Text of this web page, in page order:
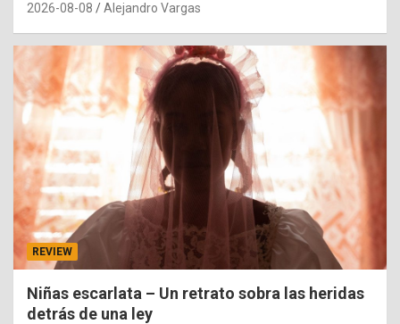
2026-08-08 Alejandro Vargas
REVIEW
Niñas escarlata – Un retrato sobra las heridas
detrás de una ley